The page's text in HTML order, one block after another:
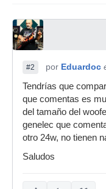
#2 por Eduardoc
Tendrías que
que comentas es
del tamaño del
genelec que
otro 24w, no tienen
Saludos